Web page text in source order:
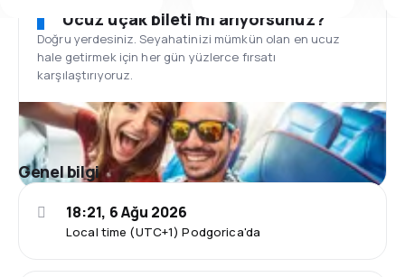
Ucuz uçak bileti mi arıyorsunuz?
Doğru yerdesiniz. Seyahatinizi mümkün olan en ucuz
hale getirmek için her gün yüzlerce fırsatı
karşılaştırıyoruz.
Genel bilgi
Local time (UTC+1) Podgorica'da
18:21, 6 Ağu 2026